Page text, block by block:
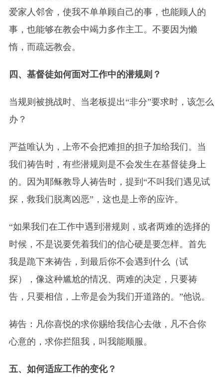
爱家人邻舍，使我不单单顾自己的事，也能顾人的
事，也能够在教会中竭力多作主工。不要因为懒
惰，而疏远教会。
四、基督徒如何面对工作中的潜规则？
当规则被挑战时、当老板提出“非分”要求时，该怎么
办？
严益唯认为，上帝不会把难担的担子加给我们。当
我们祷告时，有些潜规则是不会发生在基督徒身上
的。因为耶稣教导人祷告时，提到“不叫我们遇见试
探，救我们脱离凶恶”，这也是上帝的应许。
“如果我们在工作中遇到潜规则，或者两难的选择的
时候，不是说要凭着我们的信心硬是要怎样。首先
我是跪下来祷告，到最后你不会遇到什么（试
探），像这种尴尬的情况、两难的决定，只要祷
告，只要相信，上帝是会为我们开道路的。”他说。
祷告：凡你喜悦的求你赐给我信心去做，凡不合你
心意的，求你拦阻我，叫我能顺服。
五、如何适应工作的变化？